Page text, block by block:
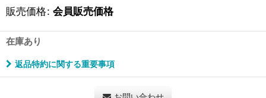
販売価格: 会員販売価格
在庫あり
返品特約に関する重要事項